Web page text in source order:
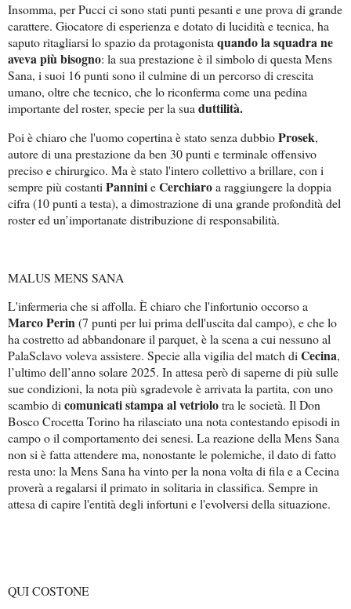
Insomma, per Pucci ci sono stati punti pesanti e une prova di grande
carattere. Giocatore di esperienza e dotato di lucidità e tecnica, ha
saputo ritagliarsi lo spazio da protagonista quando la squadra ne
aveva più bisogno: la sua prestazione è il simbolo di questa Mens
Sana, i suoi 16 punti sono il culmine di un percorso di crescita
umano, oltre che tecnico, che lo riconferma come una pedina
importante del roster, specie per la sua duttilità.
Poi è chiaro che l'uomo copertina è stato senza dubbioProsek,
autore di una prestazione da ben 30 punti e terminale offensivo
preciso e chirurgico. Ma è stato l'intero collettivo a brillare, con i
sempre più costanti PanninieCerchiaroa raggiungere la doppia
cifra (10 punti a testa), a dimostrazione di una grande profondità del
roster ed un’importanate distribuzione di responsabilità.
MALUS MENS SANA
L'infermeria che si affolla. È chiaro che l'infortunio occorso a
Marco Perin(7 punti per lui prima dell'uscita dal campo), e che lo
ha costretto ad abbandonare il parquet, è la scena a cui nessuno al
PalaSclavo voleva assistere. Specie alla vigilia del match diCecina,
l’ultimo dell’anno solare 2025. In attesa però di saperne di più sulle
sue condizioni, la nota più sgradevole è arrivata la partita, con uno
scambio dicomunicati stampa al vetriolotra le società. Il Don
Bosco Crocetta Torino ha rilasciato una nota contestando episodi in
campo o il comportamento dei senesi. La reazione della Mens Sana
non si è fatta attendere ma, nonostante le polemiche, il dato di fatto
resta uno: la Mens Sana ha vinto per la nona volta di fila e a Cecina
proverà a regalarsi il primato in solitaria in classifica. Sempre in
attesa di capire l'entità degli infortuni e l'evolversi della situazione.
QUI COSTONE